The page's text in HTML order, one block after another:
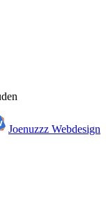
Joenuzzz Webdesign